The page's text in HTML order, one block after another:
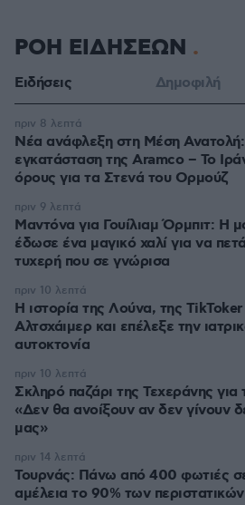
ΡΟΗ ΕΙΔΗΣΕΩΝ
Ειδήσεις Δημοφιλή
Νέα ανάφλεξη στη Μέση Ανατολή:
εγκατάσταση της Aramco – Το
όρους για τα Στενά του Ορμούζ
πριν 8 λεπτά
Μαντόνα για Γουίλιαμ Όρμπιτ: Η
έδωσε ένα μαγικό χαλί για να
τυχερή που σε γνώρισα
πριν 9 λεπτά
Η ιστορία της Λούνα, της
Αλτσχάιμερ και επέλεξε την
αυτοκτονία
πριν 10 λεπτά
Σκληρό παζάρι της Τεχεράνης
«Δεν θα ανοίξουν αν δεν γίνουν
μας»
πριν 10 λεπτά
Τουρνάς: Πάνω από 400 φωτιές
αμέλεια το 90% των περιστατικών
πριν 14 λεπτά